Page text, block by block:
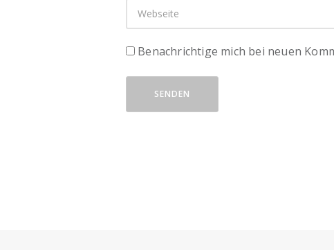
Benachrichtige mich bei neuen
SENDEN